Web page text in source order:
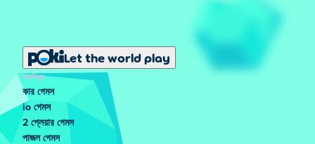
Let the world play
জনপ্রিয়
কার গেমস
io গেমস
2 প্লেয়ার গেমস
পাজল গেমস